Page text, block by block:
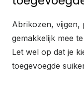
Abrikozen, vijgen,
gemakkelijk mee
Let wel op dat je
toegevoegde